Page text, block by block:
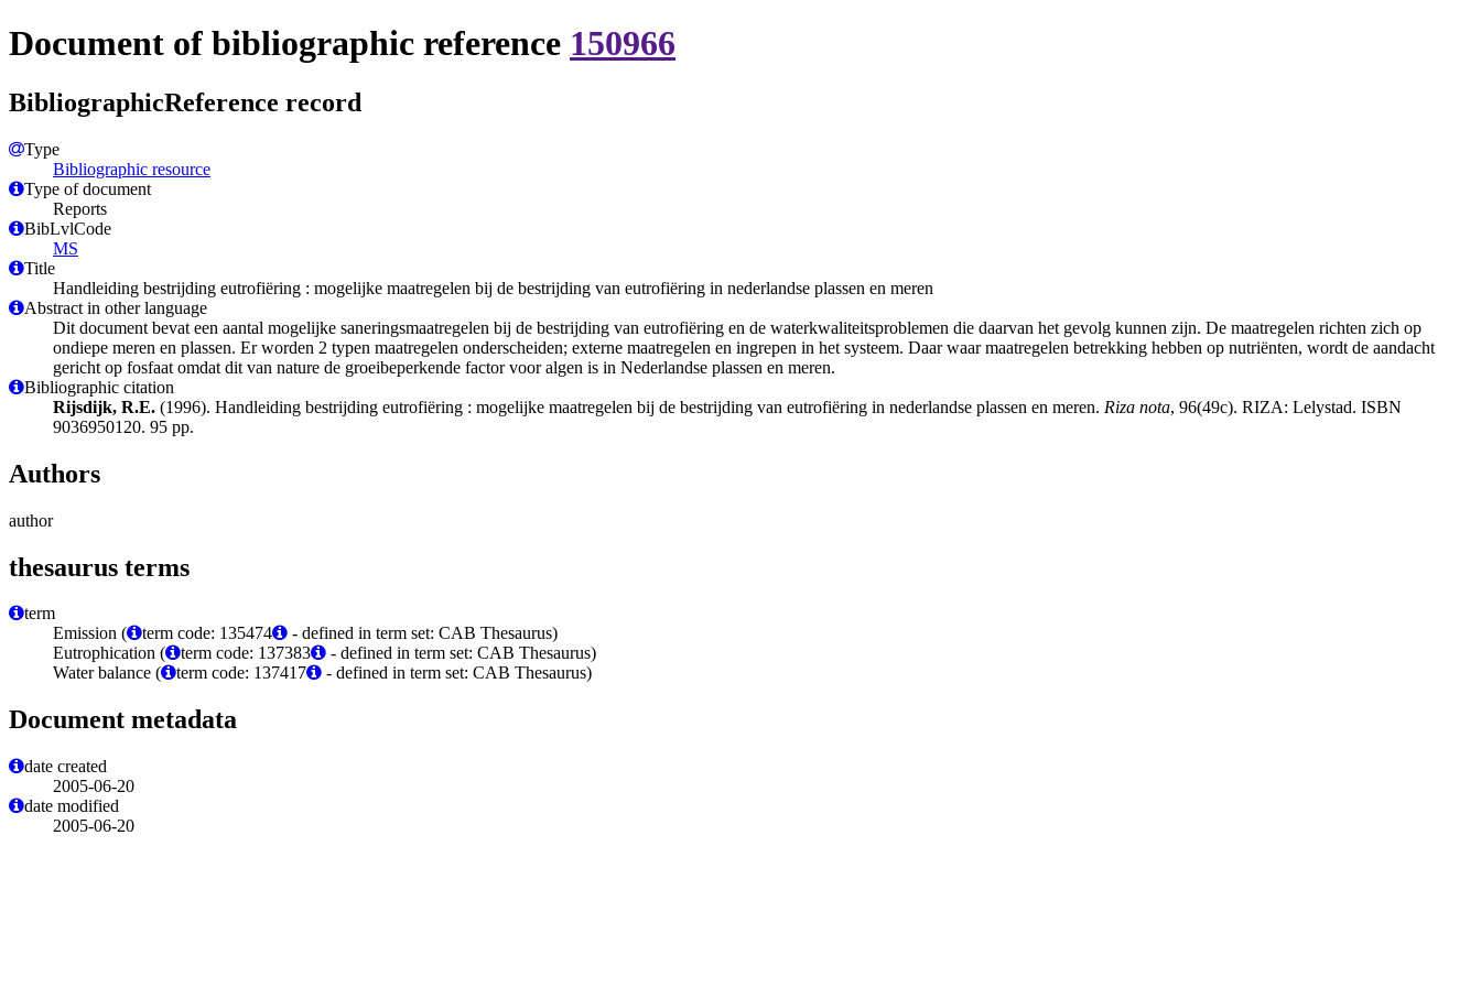
Document of bibliographic reference 150966
BibliographicReference record
Type
Bibliographic resource
Type of document
Reports
BibLvlCode
MS
Title
Handleiding bestrijding eutrofiëring : mogelijke maatregelen bij de bestrijding van eutrofiëring in nederlandse plassen en meren
Abstract in other language
Dit document bevat een aantal mogelijke saneringsmaatregelen bij de bestrijding van eutrofiëring en de waterkwaliteitsproblemen die daarvan het gevolg kunnen zijn. De maatregelen richten zich op
ondiepe meren en plassen. Er worden 2 typen maatregelen onderscheiden; externe maatregelen en ingrepen in het systeem. Daar waar maatregelen betrekking hebben op nutriënten, wordt de aandacht
gericht op fosfaat omdat dit van nature de groeibeperkende factor voor algen is in Nederlandse plassen en meren.
Bibliographic citation
Rijsdijk, R.E. (1996). Handleiding bestrijding eutrofiëring : mogelijke maatregelen bij de bestrijding van eutrofiëring in nederlandse plassen en meren. Riza nota, 96(49c). RIZA: Lelystad. ISBN
9036950120. 95 pp.
Authors
author
thesaurus terms
term
Emission (
term code: 135474
- defined in term set: CAB Thesaurus)
Eutrophication (
term code: 137383
- defined in term set: CAB Thesaurus)
Water balance (
term code: 137417 - defined in term set: CAB Thesaurus)
Document metadata
date created
2005-06-20
date modified
2005-06-20